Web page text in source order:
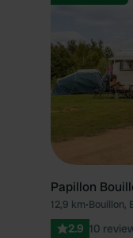
Papillon
12,9 km•Bouillon,
2.9 10